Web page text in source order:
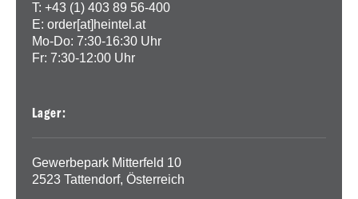
T: +43 (1) 403 89 56-400
E: order[at]heintel.at
Mo-Do: 7:30-16:30 Uhr
Fr: 7:30-12:00 Uhr
Lager:
Gewerbepark Mitterfeld 10
2523 Tattendorf, Österreich